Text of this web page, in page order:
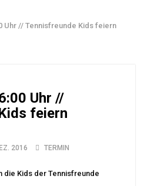
Uhr // Tennisfreunde Kids feiern
Uhr //
feiern
2016 TERMIN
die Kids der Tennisfreunde